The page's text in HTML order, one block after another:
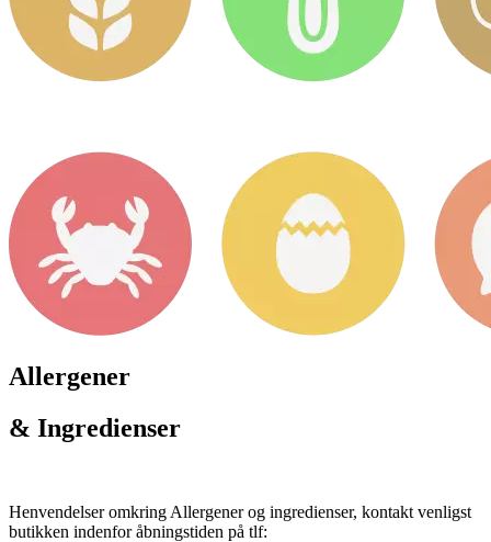
Allergener
& Ingredienser
Henvendelser omkring Allergener og ingredienser, kontakt venligst
butikken indenfor åbningstiden på tlf: